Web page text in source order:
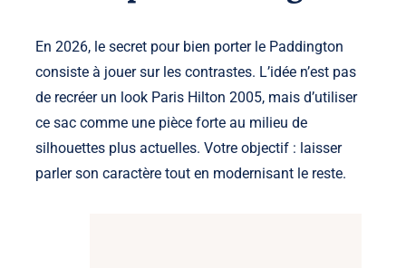
En 2026, le secret pour bien porter le Paddington
consiste à jouer sur les contrastes. L’idée n’est pas
de recréer un look Paris Hilton 2005, mais d’utiliser
ce sac comme une pièce forte au milieu de
silhouettes plus actuelles. Votre objectif : laisser
parler son caractère tout en modernisant le reste.